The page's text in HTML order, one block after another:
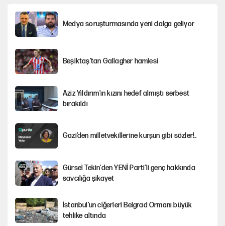
Medya soruşturmasında yeni dalga geliyor
Beşiktaş’tan Gallagher hamlesi
Aziz Yıldırım'ın kızını hedef almıştı serbest
bırakıldı
Gazi’den milletvekillerine kurşun gibi sözler!..
Gürsel Tekin'den YENİ Parti’li genç hakkında
savcılığa şikayet
İstanbul’un ciğerleri Belgrad Ormanı büyük
tehlike altında